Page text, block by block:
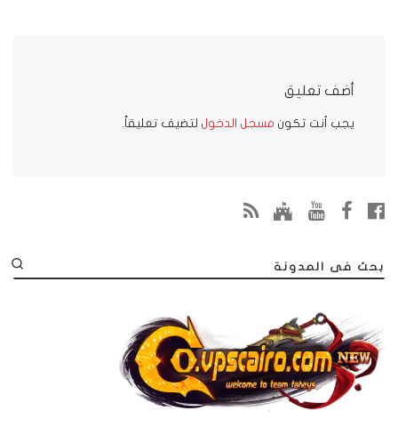
أضف تعليق
يجب أنت تكون مسجل الدخول لتضيف تعليقاً.
بحث فى المدونة